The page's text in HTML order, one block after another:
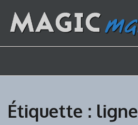
content
Étiquette : ligne